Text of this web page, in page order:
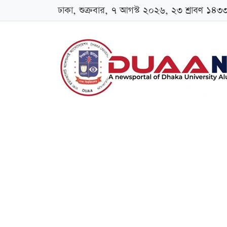
ঢাকা, শুক্রবার, ৭ আগস্ট ২০২৬, ২৩ শ্রাবণ